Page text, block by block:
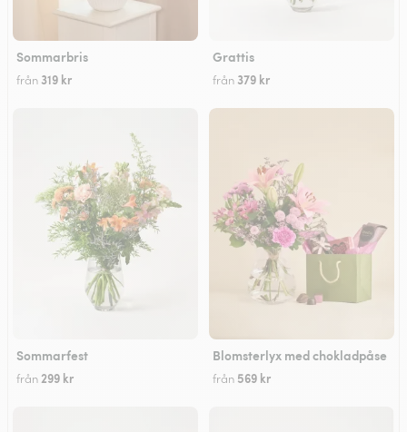
Sommarbris
från 319 kr
Grattis
från 379 kr
Sommarfest
från 299 kr
Blomsterlyx med chokladpåse
från 569 kr